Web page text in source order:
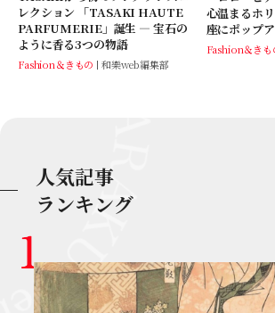
レクション 「TASAKI HAUTE
PARFUMERIE」誕生 ― 宝石の
ように香る3つの物語
Fashion＆きもの 和樂web編集部
心温まるホ
座にポップ
Fashion＆きも
人気記事
ランキング